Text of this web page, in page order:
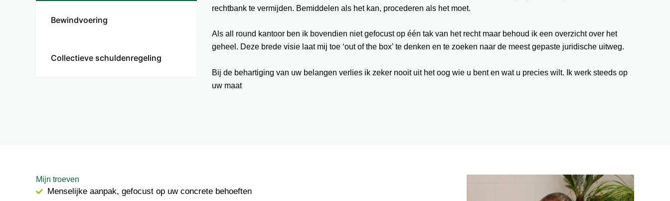
Bewindvoering
Collectieve schuldenregeling
rechtbank te vermijden. Bemiddelen als het kan, procederen als het moet.
Als all round kantoor ben ik bovendien niet gefocust op één tak van het recht maar behoud ik een overzicht over het
geheel. Deze brede visie laat mij toe ‘out of the box’ te denken en te zoeken naar de meest gepaste juridische uitweg.
Bij de behartiging van uw belangen verlies ik zeker nooit uit het oog wie u bent en wat u precies wilt. Ik werk steeds op
uw maat
Mijn troeven
Menselijke aanpak, gefocust op uw concrete behoeften